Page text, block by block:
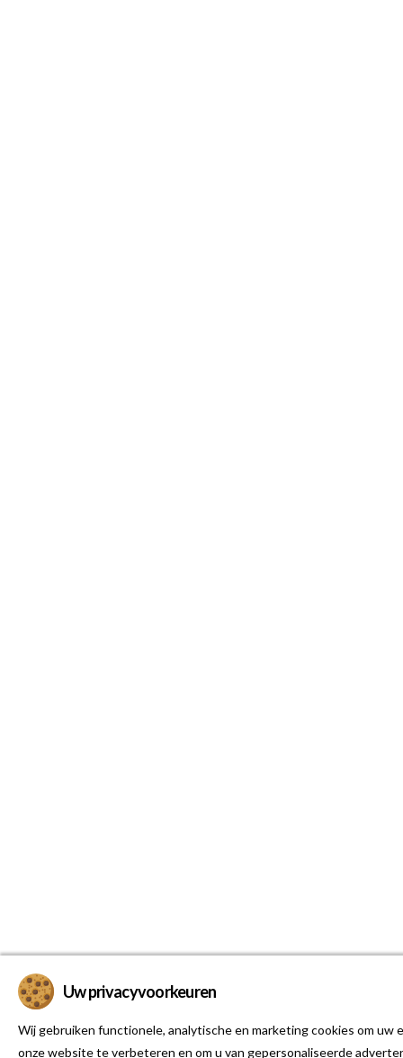
Uw privacyvoorkeuren
Wij gebruiken functionele, analytische en marketing cookies om uw
onze website te verbeteren en om u van gepersonaliseerde